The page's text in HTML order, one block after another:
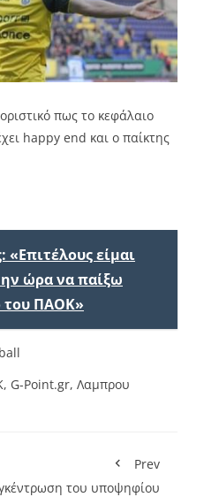
πως το κεφάλαιο
happy end και ο παίκτης
«Επιτέλους είμαι
ώρα να παίξω
του ΠΑΟΚ»
, G-Point.gr, Λαμπρου
Prev
του υποψηφίου